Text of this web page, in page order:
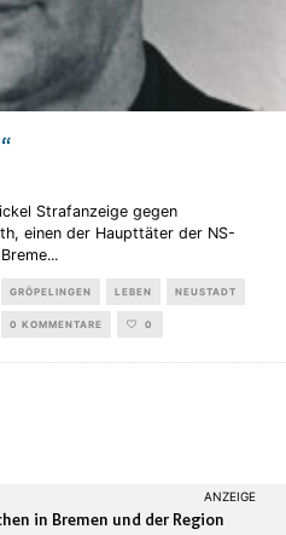
Strafanzeige gegen
einen der Haupttäter der NS-
...
GRÖPELINGEN LEBEN NEUSTADT
0 KOMMENTARE 0
in Bremen und der Region